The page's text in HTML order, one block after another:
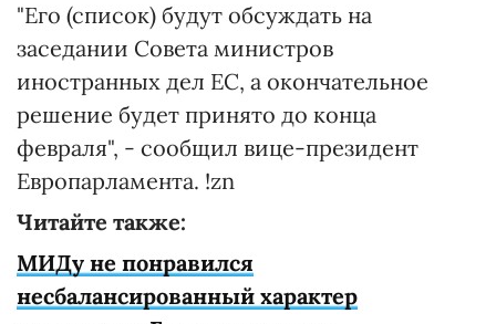
"Его (список) будут обсуждать на
заседании Совета министров
иностранных дел ЕС, а окончательное
решение будет принято до конца
февраля", - сообщил вице-президент
Европарламента. !zn
Читайте также:
МИДу не понравился
несбалансированный характер